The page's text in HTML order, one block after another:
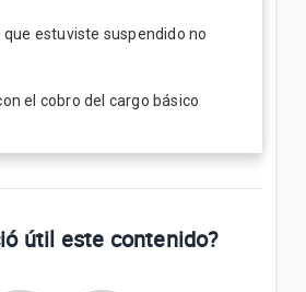
que estuviste suspendido no
el cobro del cargo básico
útil este contenido?